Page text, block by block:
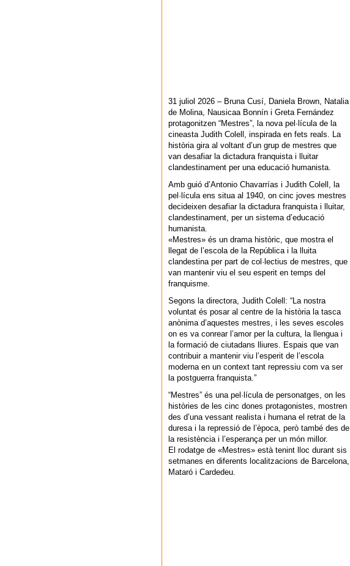
31 juliol 2026 – Bruna Cusí, Daniela Brown, Natalia
de Molina, Nausicaa Bonnín i Greta Fernández
protagonitzen “Mestres”, la nova pel·lícula de la
cineasta Judith Colell, inspirada en fets reals. La
història gira al voltant d’un grup de mestres que
van desafiar la dictadura franquista i lluitar
clandestinament per una educació humanista.
Amb guió d’Antonio Chavarrías i Judith Colell, la
pel·lícula ens situa al 1940, on cinc joves mestres
decideixen desafiar la dictadura franquista i lluitar,
clandestinament, per un sistema d’educació
humanista.
«Mestres» és un drama històric, que mostra el
llegat de l’escola de la República i la lluita
clandestina per part de col·lectius de mestres, que
van mantenir viu el seu esperit en temps del
franquisme.
Segons la directora, Judith Colell: “La nostra
voluntat és posar al centre de la història la tasca
anònima d’aquestes mestres, i les seves escoles
on es va conrear l’amor per la cultura, la llengua i
la formació de ciutadans lliures. Espais que van
contribuir a mantenir viu l’esperit de l’escola
moderna en un context tant repressiu com va ser
la postguerra franquista.”
“Mestres” és una pel·lícula de personatges, on les
històries de les cinc dones protagonistes, mostren
des d’una vessant realista i humana el retrat de la
duresa i la repressió de l’època, però també des de
la resistència i l’esperança per un món millor.
El rodatge de «Mestres» està tenint lloc durant sis
setmanes en diferents localitzacions de Barcelona,
Mataró i Cardedeu.